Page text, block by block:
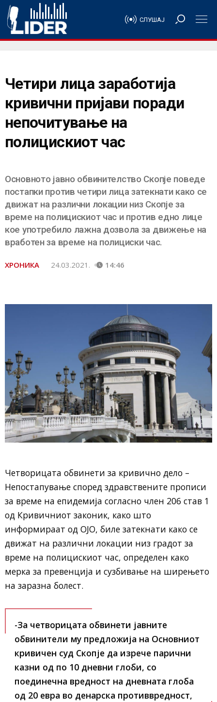
СЛУШАЈ
Четири лица заработија
кривични пријави поради
непочитување на
полицискиот час
Основното јавно обвинителство Скопје поведе
постапки против четири лица затекнати како се
движат на различни локации низ Скопје за
време на полицискиот час и против едно лице
кое употребило лажна дозвола за движење на
вработен за време на полициски час.
ХРОНИКА 24.03.2021. 14:46
Четворицата обвинети за кривично дело –
Непостапување според здравствените прописи
за време на епидемија согласно член 206 став 1
од Кривичниот законик, како што
информираат од ОЈО, биле затекнати како се
движат на различни локации низ градот за
време на полицискиот час, определен како
мерка за превенција и сузбивање на ширењето
на заразна болест.
-За четворицата обвинети јавните
обвинители му предложија на Основниот
кривичен суд Скопје да изрече парични
казни од по 10 дневни глоби, со
поединечна вредност на дневната глоба
од 20 евра во денарска противвредност,